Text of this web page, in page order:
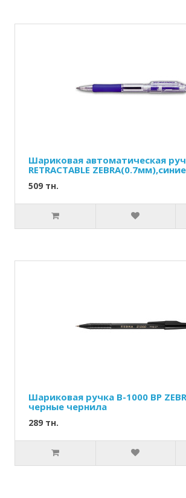
Шариковая автоматическая
RETRACTABLE
509 тн.
Шариковая ручка B-1000 BP
черные чернила
289 тн.